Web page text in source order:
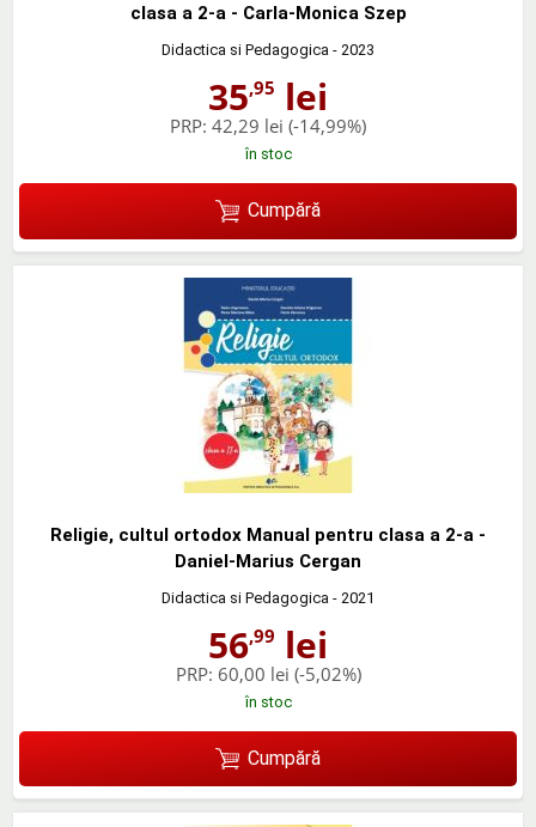
clasa a 2-a - Carla-Monica Szep
Didactica si Pedagogica - 2023
35,95 lei
PRP: 42,29 lei (-14,99%)
în stoc
Cumpără
Religie, cultul ortodox Manual pentru clasa a 2-a -
Daniel-Marius Cergan
Didactica si Pedagogica - 2021
56,99 lei
PRP: 60,00 lei (-5,02%)
în stoc
Cumpără